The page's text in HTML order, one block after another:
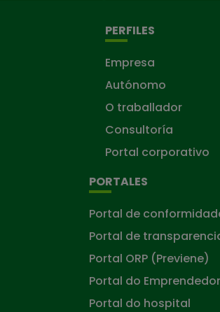
PERFILES
Empresa
Autónomo
O traballador
Consultoría
Portal corporativo
PORTALES
Portal de
Portal de
Portal ORP (Previene)
Portal do Emprendedor
Portal do hospital